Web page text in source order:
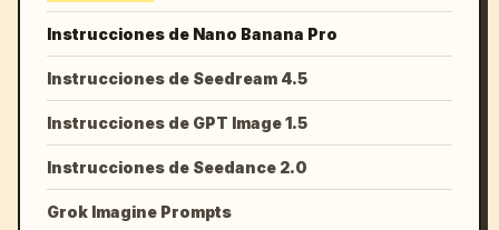
Instrucciones de Nano Banana Pro
Instrucciones de Seedream 4.5
Instrucciones de GPT Image 1.5
Instrucciones de Seedance 2.0
Grok Imagine Prompts